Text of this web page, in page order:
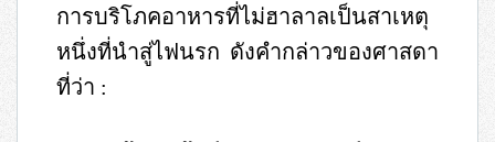
การบริโภคอาหารที่ไม่ฮาลาลเป็นสาเหตุ
หนึ่งที่นำสู่ไฟนรก ดังคำกล่าวของศาสดา
ที่ว่า :